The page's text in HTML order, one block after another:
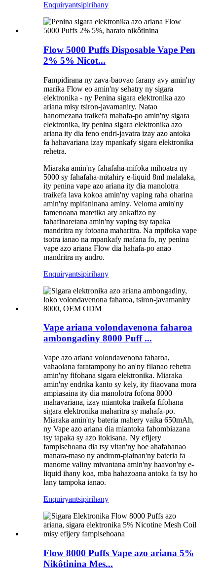
Enquiryantsipirihany
Flow 5000 Puffs Disposable Vape Pen
2% 5% Nicot...
Fampidirana ny zava-baovao farany avy amin'ny
marika Flow eo amin'ny sehatry ny sigara
elektronika - ny Penina sigara elektronika azo
ariana misy tsiron-javamaniry. Natao
hanomezana traikefa mahafa-po amin'ny sigara
elektronika, ity penina sigara elektronika azo
ariana ity dia feno endri-javatra izay azo antoka
fa hahavariana izay mpankafy sigara elektronika
rehetra.
Miaraka amin'ny fahafaha-mifoka mihoatra ny
5000 sy fahafaha-mitahiry e-liquid 8ml malalaka,
ity penina vape azo ariana ity dia manolotra
traikefa lava kokoa amin'ny vaping raha oharina
amin'ny mpifaninana aminy. Veloma amin'ny
famenoana matetika ary ankafizo ny
fahafinaretana amin'ny vaping tsy tapaka
mandritra ny fotoana maharitra. Na mpifoka vape
tsotra ianao na mpankafy mafana fo, ny penina
vape azo ariana Flow dia hahafa-po anao
mandritra ny andro.
Enquiryantsipirihany
Vape ariana volondavenona faharoa
ambongadiny 8000 Puff ...
Vape azo ariana volondavenona faharoa,
vahaolana faratampony ho an'ny filanao rehetra
amin'ny fifohana sigara elektronika. Miaraka
amin'ny endrika kanto sy kely, ity fitaovana mora
ampiasaina ity dia manolotra fofona 8000
mahavariana, izay miantoka traikefa fifohana
sigara elektronika maharitra sy mahafa-po.
Miaraka amin'ny bateria mahery vaika 650mAh,
ny Vape azo ariana dia miantoka fahombiazana
tsy tapaka sy azo itokisana. Ny efijery
fampisehoana dia tsy vitan'ny hoe ahafahanao
manara-maso ny androm-piainan'ny bateria fa
manome valiny mivantana amin'ny haavon'ny e-
liquid ihany koa, mba hahazoana antoka fa tsy ho
lany tampoka ianao.
Enquiryantsipirihany
Flow 8000 Puffs Vape azo ariana 5%
Nikôtinina Mes...